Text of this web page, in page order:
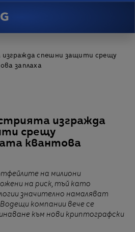
спешни защити срещу
заплаха
изгражда
срещу
квантова
на милиони
на риск, тъй като
значително намаляват
компании вече се
към нови криптографски